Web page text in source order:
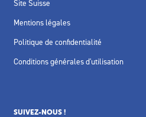
Site Suisse
Mentions légales
Politique de confidentialité
Conditions générales d'utilisation
SUIVEZ-NOUS !